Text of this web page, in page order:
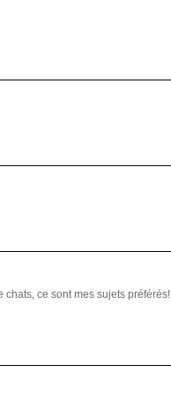
ce sont mes sujets préférés!